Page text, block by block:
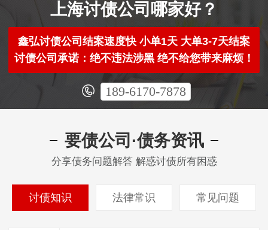
上海讨债公司哪家好？
鑫弘讨债公司结案速度快 小单1天 大单3-7天结案
讨债公司承诺：绝不违法涉黑 绝不给您带来麻烦！
189-6170-7878
要债公司·债务资讯
分享债务问题解答 解惑讨债所有困惑
讨债知识 法律常识 常见问题